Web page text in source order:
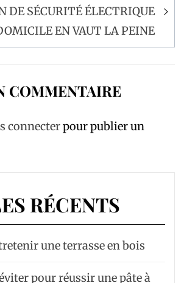
DE SÉCURITÉ ÉLECTRIQUE
EN VAUT LA PEINE
COMMENTAIRE
connecterpour publier un
RÉCENTS
une terrasse en bois
pour réussir une pâte à